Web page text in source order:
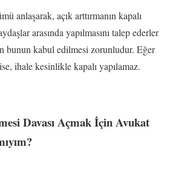
anlaşarak, açık arttırmanın kapalı
arasında yapılmasını talep ederler
bunun kabul edilmesi zorunludur. Eğer
ihale kesinlikle kapalı yapılamaz.
Davası Açmak İçin Avukat